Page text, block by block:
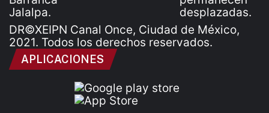
DR©XEIPN Canal Once, Ciudad de México,
2021. Todos los derechos reservados.
APLICACIONES